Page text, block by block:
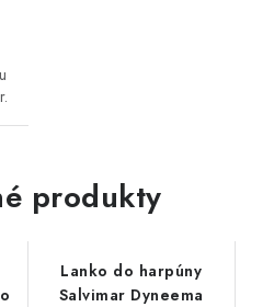
produkty
Lanko do harpúny
Salvimar Dyneema